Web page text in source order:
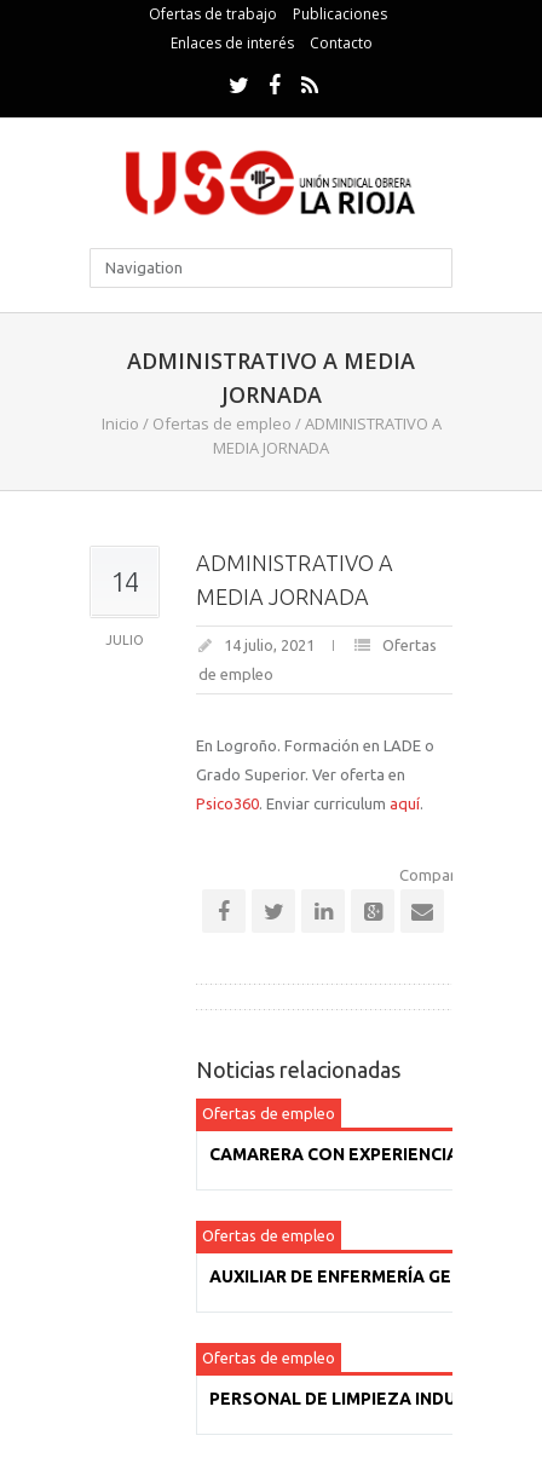
Ofertas de trabajo
Publicaciones
Enlaces de interés
Contacto
ADMINISTRATIVO A MEDIA
JORNADA
Inicio / Ofertas de empleo /ADMINISTRATIVO A
MEDIA JORNADA
14
JULIO
ADMINISTRATIVO A
MEDIA JORNADA
14 julio, 2021
Ofertas
de empleo
En Logroño. Formación en LADE o
Grado Superior. Ver oferta en
Psico360. Enviar curriculum aquí.
Comparte esta
Noticias relacionadas
Ofertas de empleo
CAMARERA CON EXPERIENCIA
Ofertas de empleo
AUXILIAR DE ENFERMERÍA GERIÁTRICA
Ofertas de empleo
PERSONAL DE LIMPIEZA INDUSTRIAL